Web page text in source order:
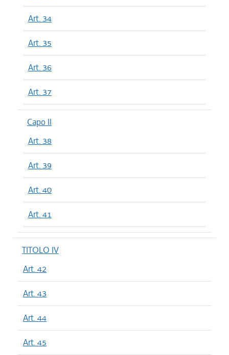
Art. 34
Art. 35
Art. 36
Art. 37
Capo II
Art. 38
Art. 39
Art. 40
Art. 41
TITOLO IV
Art. 42
Art. 43
Art. 44
Art. 45